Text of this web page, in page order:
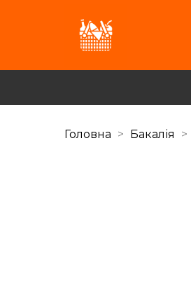
Головна Бакалія